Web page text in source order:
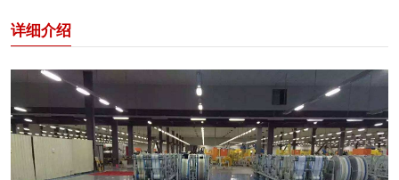
详细介绍